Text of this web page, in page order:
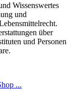
Wissenswertes
und
über
und Personen
...